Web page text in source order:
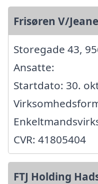
Frisøren V/
Storegade 43,
Ansatte:
Startdato: 30.
CVR: 41805404
FTJ Holding